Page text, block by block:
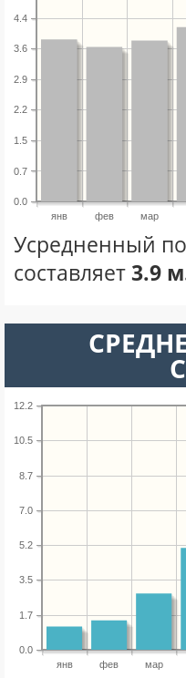
янв фев мар
0.0
0.7
1.5
2.2
2.9
3.6
4.4
Усредненный
составляет3.9
янв фев мар
0.0
1.7
3.5
5.2
7.0
8.7
10.5
12.2